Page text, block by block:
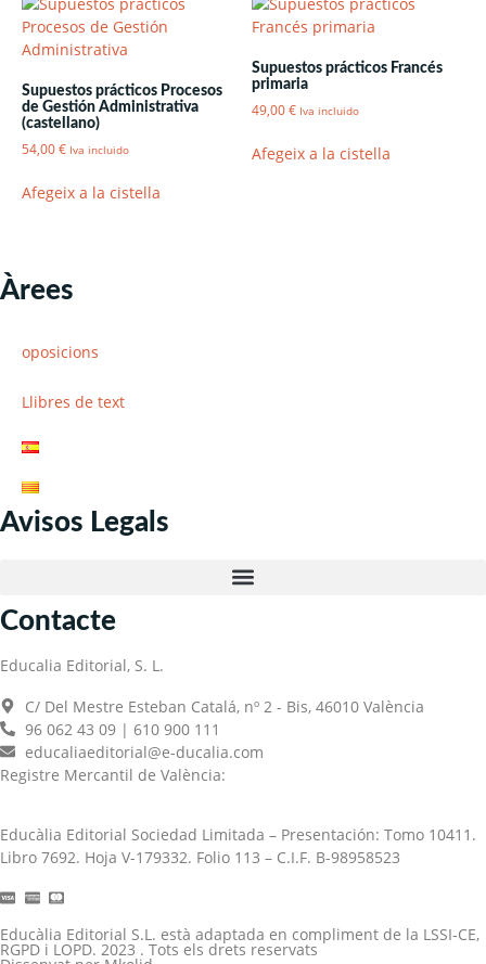
Supuestos prácticos Procesos
de Gestión Administrativa
(castellano)
54,00€ Iva incluido
Afegeix a la cistella
Supuestos prácticos Francés
primaria
49,00€ Iva incluido
Afegeix a la cistella
Àrees
oposicions
Llibres de text
Avisos Legals
Contacte
Educalia Editorial, S. L.
C/ Del Mestre Esteban Catalá, nº 2 - Bis, 46010 València
96 062 43 09 | 610 900 111
educaliaeditorial@e-ducalia.com
Registre Mercantil de València:
Educàlia Editorial Sociedad Limitada – Presentación: Tomo 10411.
Libro 7692. Hoja V-179332. Folio 113 – C.I.F. B-98958523
Educàlia Editorial S.L. està adaptada en compliment de la LSSI-CE,
RGPD i LOPD. 2023 . Tots els drets reservats